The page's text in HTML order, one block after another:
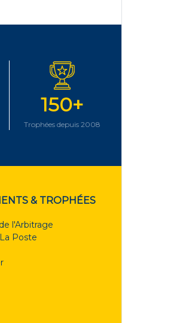
150+
Trophées depuis 2008
& TROPHÉES
l'Arbitrage
Poste